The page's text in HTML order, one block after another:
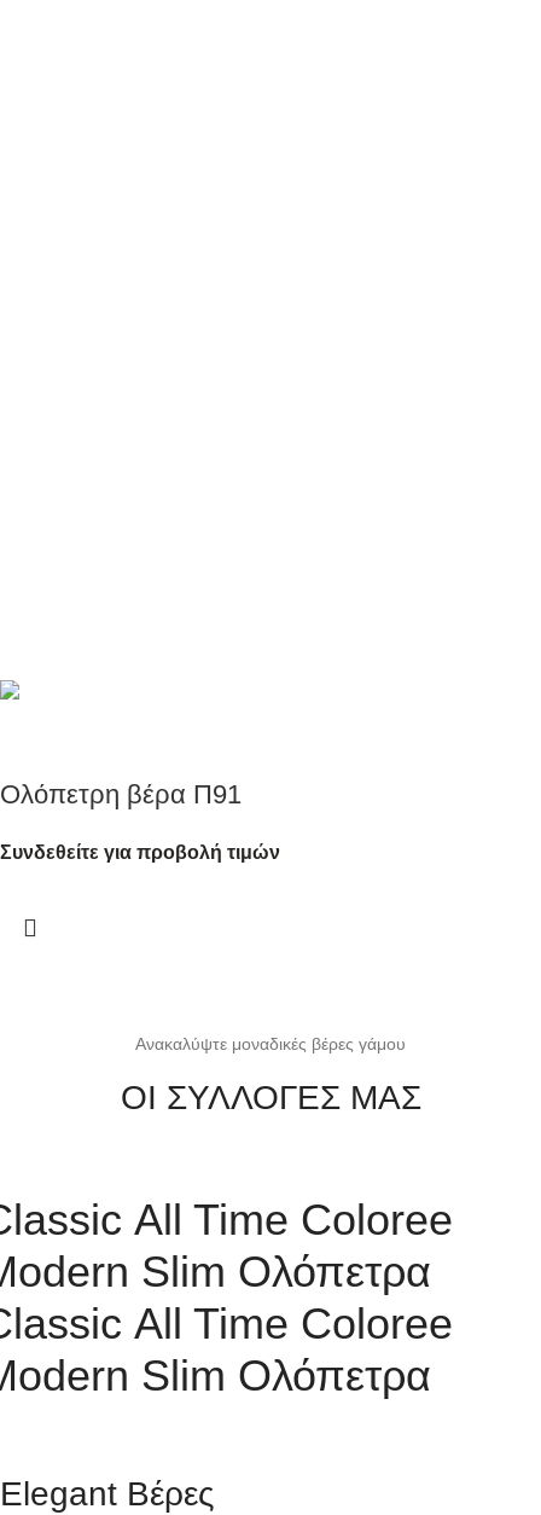
Ένας κύκλος φωτός, μια υπόσχεση χωρίς τέλος.
Ολόπετρη βέρα Π91
Συνδεθείτε για προβολή τιμών
Ανακαλύψτε μοναδικές βέρες γάμου
ΟΙ ΣΥΛΛΟΓΕΣ ΜΑΣ
All Time Coloree
Slim Ολόπετρα
All Time Coloree
Slim Ολόπετρα
Elegant Βέρες